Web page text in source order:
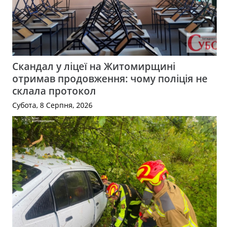
Скандал у ліцеї на Житомирщині
отримав продовження: чому поліція не
склала протокол
Субота, 8 Серпня, 2026